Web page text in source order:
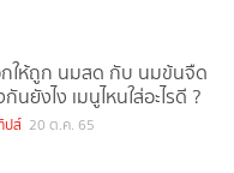
กให้ถูก นมสด กับ นมข้นจืด
นยังไง เมนูไหนใส่อะไรดี ?
ปส์ 20 ต.ค. 65